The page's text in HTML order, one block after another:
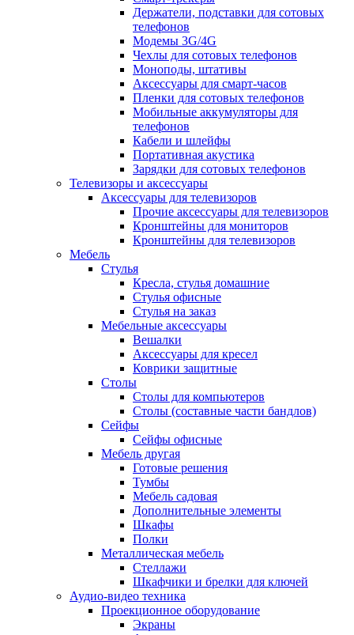
Держатели, подставки для сотовых
телефонов
Модемы 3G/4G
Чехлы для сотовых телефонов
Моноподы, штативы
Аксессуары для смарт-часов
Пленки для сотовых телефонов
Мобильные аккумуляторы для
телефонов
Кабели и шлейфы
Портативная акустика
Зарядки для сотовых телефонов
Телевизоры и аксессуары
Аксессуары для телевизоров
Прочие аксессуары для телевизоров
Кронштейны для мониторов
Кронштейны для телевизоров
Мебель
Стулья
Кресла, стулья домашние
Стулья офисные
Стулья на заказ
Мебельные аксессуары
Вешалки
Аксессуары для кресел
Коврики защитные
Столы
Столы для компьютеров
Столы (составные части бандлов)
Сейфы
Сейфы офисные
Мебель другая
Готовые решения
Тумбы
Мебель садовая
Дополнительные элементы
Шкафы
Полки
Металлическая мебель
Стеллажи
Шкафчики и брелки для ключей
Аудио-видео техника
Проекционное оборудование
Экраны